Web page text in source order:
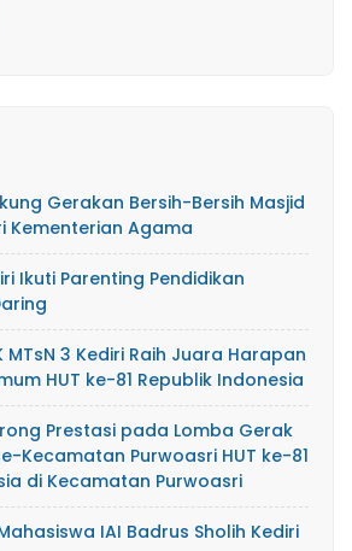
Gerakan Bersih-Bersih Masjid
Kementerian Agama
Ikuti Parenting Pendidikan
MTsN 3 Kediri Raih Juara Harapan
HUT ke-81 Republik Indonesia
Prestasi pada Lomba Gerak
Kecamatan Purwoasri HUT ke-81
di Kecamatan Purwoasri
IAI Badrus Sholih Kediri